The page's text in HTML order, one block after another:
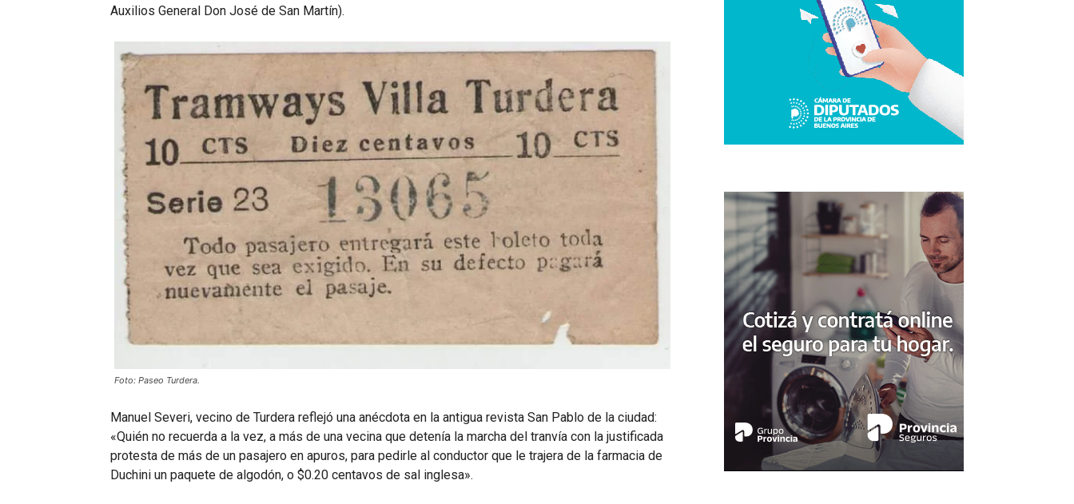
Auxilios General Don José de San Martín).
Foto: Paseo Turdera.
Manuel Severi, vecino de Turdera reflejó una anécdota en la antigua revista San Pablo de la ciudad:
«Quién no recuerda a la vez, a más de una vecina que detenía la marcha del tranvía con la justificada
protesta de más de un pasajero en apuros, para pedirle al conductor que le trajera de la farmacia de
Duchini un paquete de algodón, o $0.20 centavos de sal inglesa».